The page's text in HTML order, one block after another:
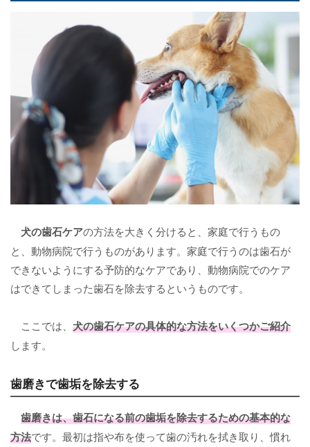
犬の歯石ケアの方法を大きく分けると、家庭で行うもの
と、動物病院で行うものがあります。家庭で行うのは歯石が
できないようにする予防的なケアであり、動物病院でのケア
はできてしまった歯石を除去するというものです。
ここでは、 犬の歯石ケアの具体的な方法をいくつかご紹介
します。
歯磨きで歯垢を除去する
歯磨きは、歯石になる前の歯垢を除去するための基本的な
方法です。最初は指や布を使って歯の汚れを拭き取り、慣れ